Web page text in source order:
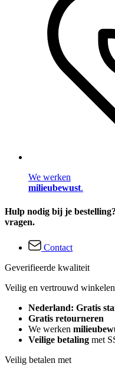
We werken
milieubewust.
Hulp nodig bij je
vragen.
Contact
Geverifieerde kwaliteit
Veilig en vertrouwd winkelen
Nederland: Gratis
Gratis retourneren
We werken
Veilige betaling met
Veilig betalen met